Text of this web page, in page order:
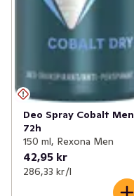
Deo Spray Cobalt Men
72h
150 ml, Rexona Men
42,95 kr
286,33 kr /l